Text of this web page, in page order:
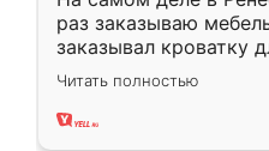
раз заказываю
заказывал кроватку
ребёнка при его
заказал шкаф-купе.
хорошее сборка
Читать полностью